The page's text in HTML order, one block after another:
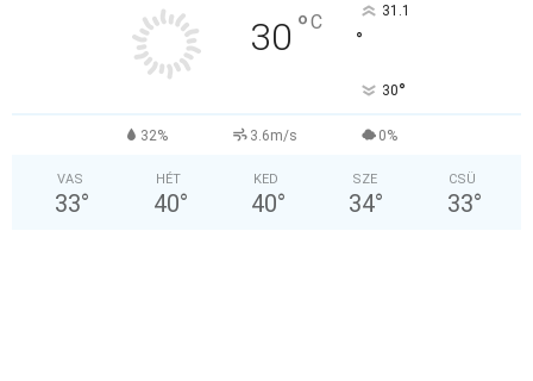
30 °C 31.1
°
30°
32% 3.6m/s 0%
VAS
33°
HÉT
40°
KED
40°
SZE
34°
CSÜ
33°